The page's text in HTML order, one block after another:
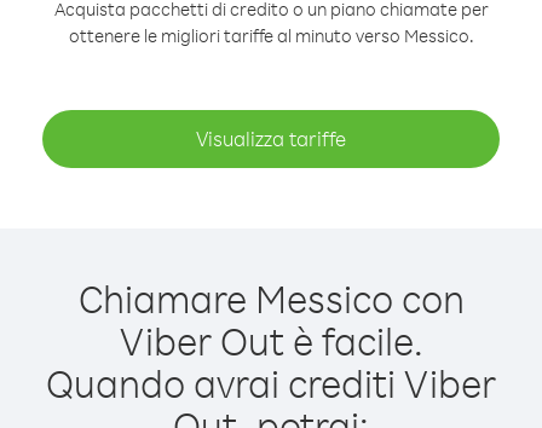
Acquista pacchetti di credito o un piano chiamate per
ottenere le migliori tariffe al minuto verso Messico.
Visualizza tariffe
Chiamare Messico con
Viber Out è facile.
Quando avrai crediti Viber